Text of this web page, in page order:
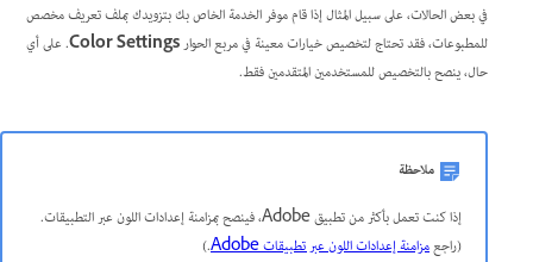
في بعض الحالات، على سبيل المثال إذا قام موفر الخدمة الخاص بك بتزويدك بملف تعريف مخصص
للمطبوعات، فقد تحتاج لتخصيص خيارات معينة في مربع الحوارColor Settings. على أي
حال، ينصح بالتخصيص للمستخدمين المتقدمين فقط.
ملاحظة
إذا كنت تعمل بأكثر من تطبيق Adobe، فينصح بمزامنة إعدادات اللون عبر التطبيقات.
(راجعمزامنة إعدادات اللون عبر تطبيقات Adobe .)